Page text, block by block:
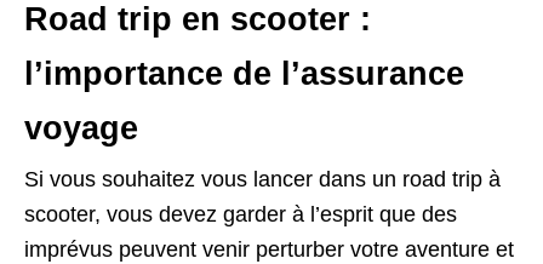
Road trip en scooter :
l’importance de l’assurance
voyage
Si vous souhaitez vous lancer dans un road trip à
scooter, vous devez garder à l’esprit que des
imprévus peuvent venir perturber votre aventure et